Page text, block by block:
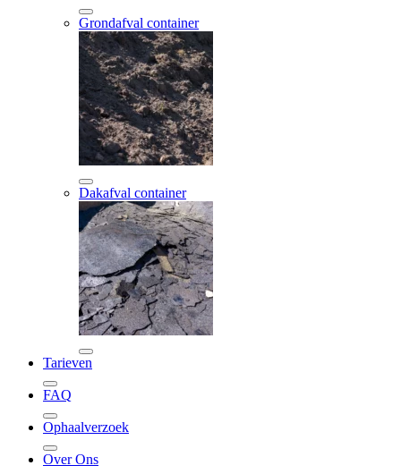
Grondafval container
Dakafval container
Tarieven
FAQ
Ophaalverzoek
Over Ons